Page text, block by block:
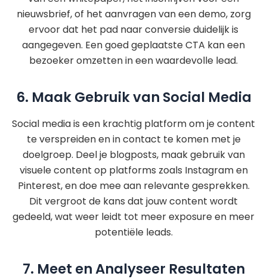
nieuwsbrief, of het aanvragen van een demo, zorg
ervoor dat het pad naar conversie duidelijk is
aangegeven. Een goed geplaatste CTA kan een
bezoeker omzetten in een waardevolle lead.
6. Maak Gebruik van Social Media
Social media is een krachtig platform om je content
te verspreiden en in contact te komen met je
doelgroep. Deel je blogposts, maak gebruik van
visuele content op platforms zoals Instagram en
Pinterest, en doe mee aan relevante gesprekken.
Dit vergroot de kans dat jouw content wordt
gedeeld, wat weer leidt tot meer exposure en meer
potentiële leads.
7. Meet en Analyseer Resultaten